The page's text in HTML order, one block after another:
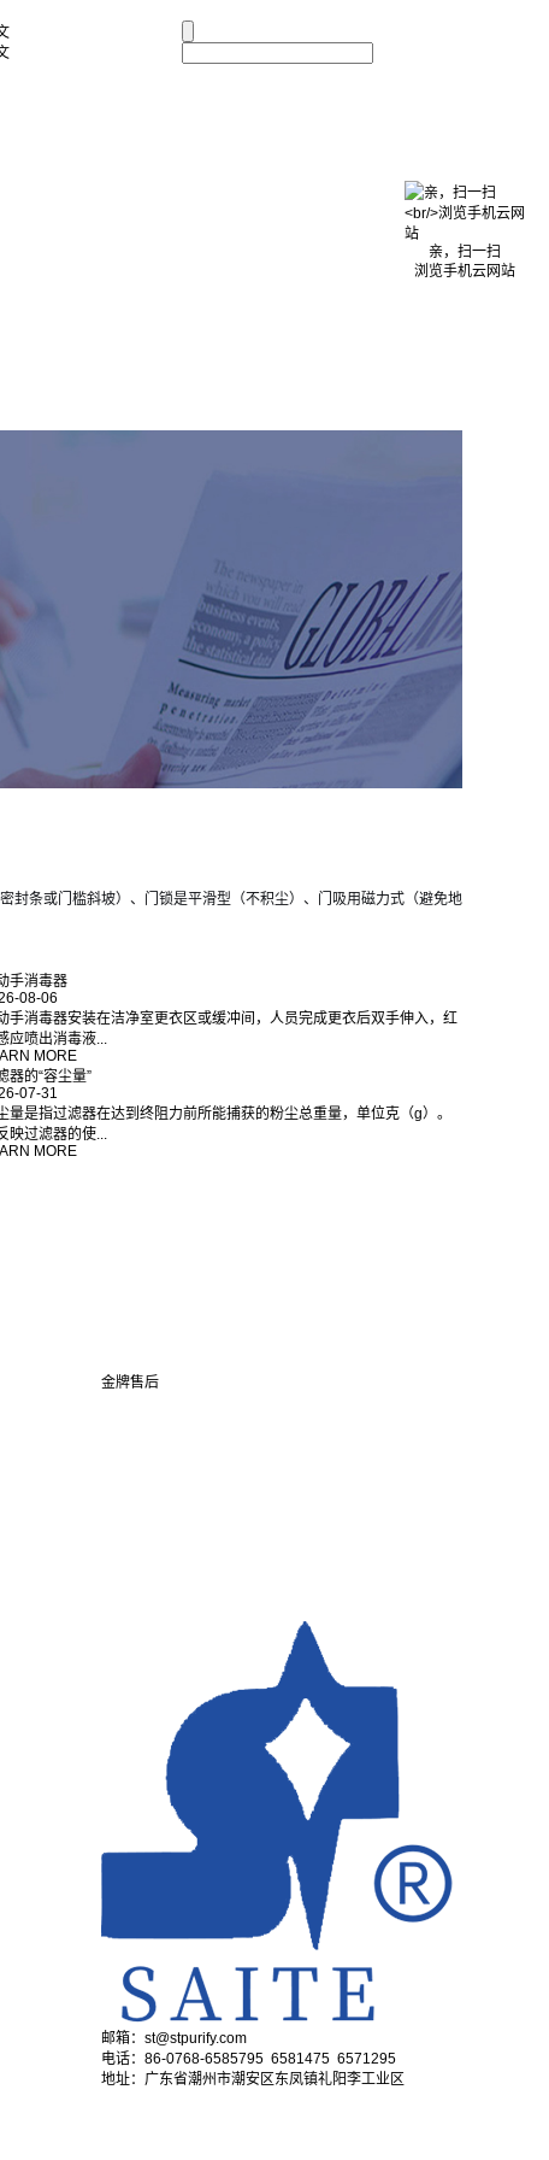
封条或门槛斜坡）、门锁是平滑型（不积尘）、门吸用磁力式（避免地
手消毒器
08-06
手消毒器安装在洁净室更衣区或缓冲间，人员完成更衣后双手伸入，红
应喷出消毒液...
MORE
器的“容尘量”
07-31
量是指过滤器在达到终阻力前所能捕获的粉尘总重量，单位克（g）。
映过滤器的使...
MORE
金牌售后
邮箱：st@stpurify.com
电话：86-0768-6585795 6581475 6571295
地址：广东省潮州市潮安区东凤镇礼阳李工业区
亲，扫一扫
浏览手机云网站